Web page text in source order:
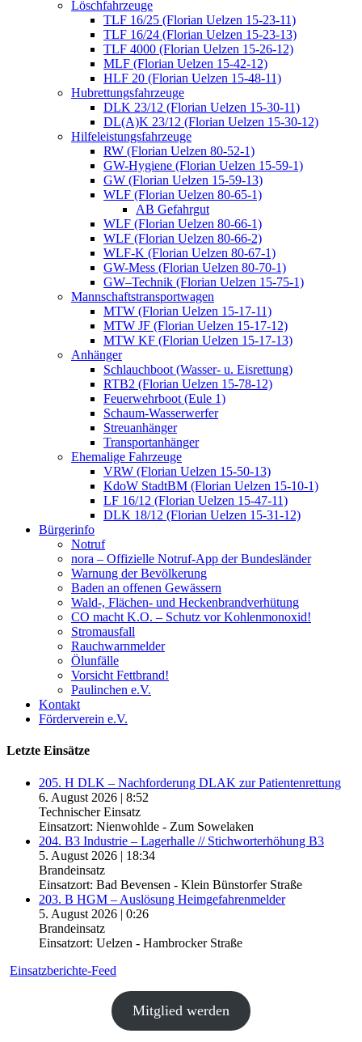
Löschfahrzeuge
TLF 16/25 (Florian Uelzen 15-23-11)
TLF 16/24 (Florian Uelzen 15-23-13)
TLF 4000 (Florian Uelzen 15-26-12)
MLF (Florian Uelzen 15-42-12)
HLF 20 (Florian Uelzen 15-48-11)
Hubrettungsfahrzeuge
DLK 23/12 (Florian Uelzen 15-30-11)
DL(A)K 23/12 (Florian Uelzen 15-30-12)
Hilfeleistungsfahrzeuge
RW (Florian Uelzen 80-52-1)
GW-Hygiene (Florian Uelzen 15-59-1)
GW (Florian Uelzen 15-59-13)
WLF (Florian Uelzen 80-65-1)
AB Gefahrgut
WLF (Florian Uelzen 80-66-1)
WLF (Florian Uelzen 80-66-2)
WLF-K (Florian Uelzen 80-67-1)
GW-Mess (Florian Uelzen 80-70-1)
GW–Technik (Florian Uelzen 15-75-1)
Mannschaftstransportwagen
MTW (Florian Uelzen 15-17-11)
MTW JF (Florian Uelzen 15-17-12)
MTW KF (Florian Uelzen 15-17-13)
Anhänger
Schlauchboot (Wasser- u. Eisrettung)
RTB2 (Florian Uelzen 15-78-12)
Feuerwehrboot (Eule 1)
Schaum-Wasserwerfer
Streuanhänger
Transportanhänger
Ehemalige Fahrzeuge
VRW (Florian Uelzen 15-50-13)
KdoW StadtBM (Florian Uelzen 15-10-1)
LF 16/12 (Florian Uelzen 15-47-11)
DLK 18/12 (Florian Uelzen 15-31-12)
Bürgerinfo
Notruf
nora – Offizielle Notruf-App der Bundesländer
Warnung der Bevölkerung
Baden an offenen Gewässern
Wald-, Flächen- und Heckenbrandverhütung
CO macht K.O. – Schutz vor Kohlenmonoxid!
Stromausfall
Rauchwarnmelder
Ölunfälle
Vorsicht Fettbrand!
Paulinchen e.V.
Kontakt
Förderverein e.V.
Letzte Einsätze
205. H DLK – Nachforderung DLAK zur Patientenrettung
6. August 2026 | 8:52
Technischer Einsatz
Einsatzort: Nienwohlde - Zum Sowelaken
204. B3 Industrie – Lagerhalle // Stichworterhöhung B3
5. August 2026 | 18:34
Brandeinsatz
Einsatzort: Bad Bevensen - Klein Bünstorfer Straße
203. B HGM – Auslösung Heimgefahrenmelder
5. August 2026 | 0:26
Brandeinsatz
Einsatzort: Uelzen - Hambrocker Straße
Einsatzberichte-Feed
Mitglied werden